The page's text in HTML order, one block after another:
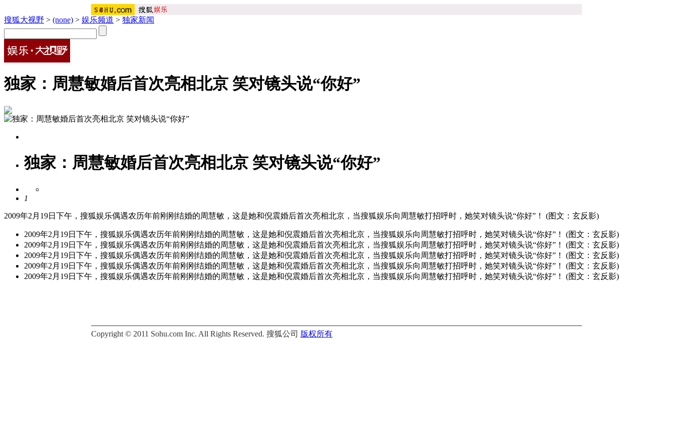
搜狐大视野 > (none) > 娱乐频道 > 独家新闻
独家：周慧敏婚后首次亮相北京 笑对镜头说“你好”
独家：周慧敏婚后首次亮相北京 笑对镜头说“你好”
1
2009年2月19日下午，搜狐娱乐偶遇农历年前刚刚结婚的周慧敏，这是她和倪震婚后首次亮相北京，当搜狐娱乐向周慧敏打招呼时，她笑对镜头说“你好”！ (图文：玄反影)
2009年2月19日下午，搜狐娱乐偶遇农历年前刚刚结婚的周慧敏，这是她和倪震婚后首次亮相北京，当搜狐娱乐向周慧敏打招呼时，她笑对镜头说“你好”！ (图文：玄反影)
2009年2月19日下午，搜狐娱乐偶遇农历年前刚刚结婚的周慧敏，这是她和倪震婚后首次亮相北京，当搜狐娱乐向周慧敏打招呼时，她笑对镜头说“你好”！ (图文：玄反影)
2009年2月19日下午，搜狐娱乐偶遇农历年前刚刚结婚的周慧敏，这是她和倪震婚后首次亮相北京，当搜狐娱乐向周慧敏打招呼时，她笑对镜头说“你好”！ (图文：玄反影)
2009年2月19日下午，搜狐娱乐偶遇农历年前刚刚结婚的周慧敏，这是她和倪震婚后首次亮相北京，当搜狐娱乐向周慧敏打招呼时，她笑对镜头说“你好”！ (图文：玄反影)
2009年2月19日下午，搜狐娱乐偶遇农历年前刚刚结婚的周慧敏，这是她和倪震婚后首次亮相北京，当搜狐娱乐向周慧敏打招呼时，她笑对镜头说“你好”！ (图文：玄反影)
Copyright © 2011 Sohu.com Inc. All Rights Reserved. 搜狐公司 版权所有